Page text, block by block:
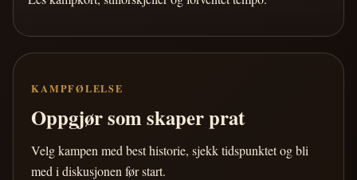
KAMPFØLELSE
Oppgjør som skaper prat
Velg kampen med best historie, sjekk tidspunktet og bli
med i diskusjonen før start.